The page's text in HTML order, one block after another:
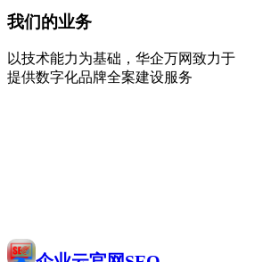
我们的业务
以技术能力为基础，华企万网致力于
提供数字化品牌全案建设服务